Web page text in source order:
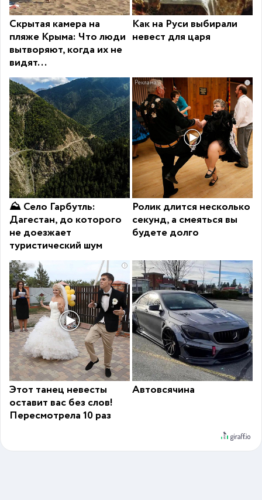
Скрытая камера на
пляже Крыма: Что люди
вытворяют, когда их не
видят...
Как на Руси выбирали
невест для царя
⛰ Село Гарбутль:
Дагестан, до которого
не доезжает
туристический шум
i
Ролик длится несколько
секунд, а смеяться вы
будете долго
i
Этот танец невесты
оставит вас без слов!
Пересмотрела 10 раз
Автовсячина